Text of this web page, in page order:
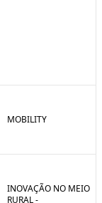
MOBILITY
INOVAÇÃO NO MEIO
RURAL -